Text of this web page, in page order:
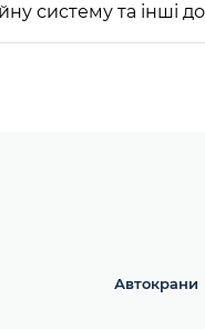
систему та інші
Автокрани